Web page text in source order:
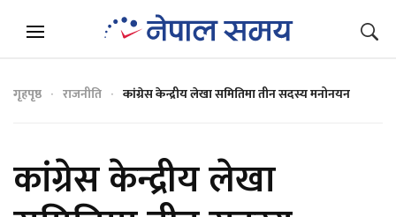
गृहपृष्ठ राजनीति कांग्रेस केन्द्रीय लेखा समितिमा तीन सदस्य मनोनयन
कांग्रेस केन्द्रीय लेखा